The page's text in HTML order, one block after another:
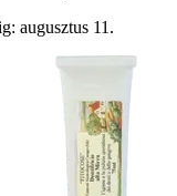
augusztus 11.